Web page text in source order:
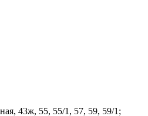
43ж, 55, 55/1, 57, 59, 59/1;